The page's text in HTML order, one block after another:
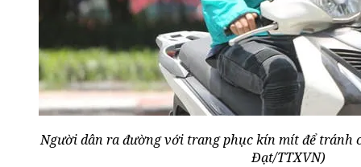
Người dân ra đường với trang phục kín mít để tránh
Đạt/TTXVN)